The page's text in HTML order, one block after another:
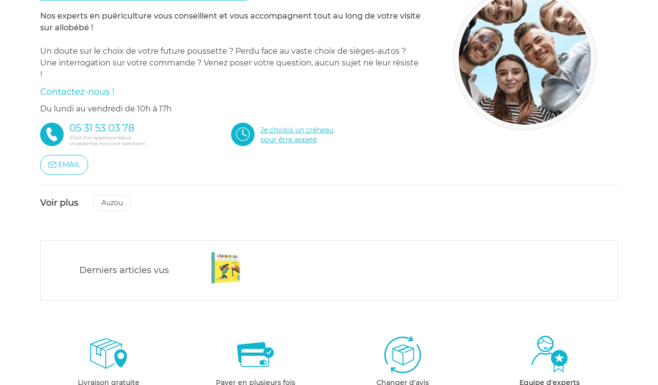
Nos experts en puériculture vous conseillent et vous accompagnent tout au long de votre visite
sur allobébé !
Un doute sur le choix de votre future poussette ? Perdu face au vaste choix de sièges-autos ?
Une interrogation sur votre commande ? Venez poser votre question, aucun sujet ne leur résiste
!
Contactez-nous !
du lundi au vendredi de 10h à 17h
05 31 53 03 78
(Coût d'un appel local depuis
un poste fixe, hors coût opérateur)
Je choisis un créneau
pour être appelé
EMAIL
Voir plus auzou
Derniers articles vus
Livraison gratuite Payer en plusieurs fois Changer d'avis Equipe d'experts